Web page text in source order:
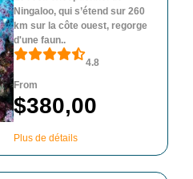
Ningaloo, qui s’étend sur 260
km sur la côte ouest, regorge
d'une faun..
4.8
From
$380,00
Plus de détails